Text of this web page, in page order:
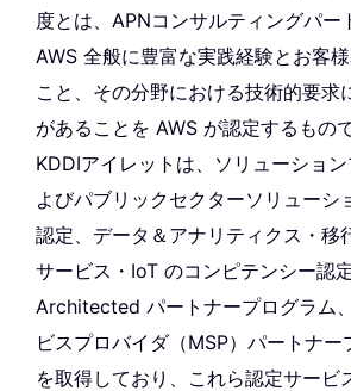
度とは、APNコンサルティングパー
AWS 全般に豊富な実践経験とお客
こと、その分野における技術的要求
があることを AWS が認定するもので
KDDIアイレットは、ソリューショ
よびパブリックセクターソリューシ
認定、データ＆アナリティクス・移
サービス・IoT のコンピテンシー認
Architected パートナープログラム
ビスプロバイダ（MSP）パートナー
を取得しており、これら認定サービ